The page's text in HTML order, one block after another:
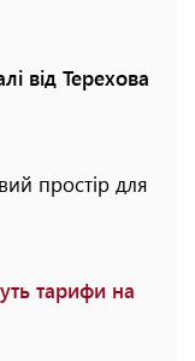
від Терехова
простір для
тарифи на